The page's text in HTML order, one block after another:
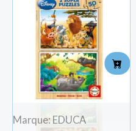
Marque: EDUCA